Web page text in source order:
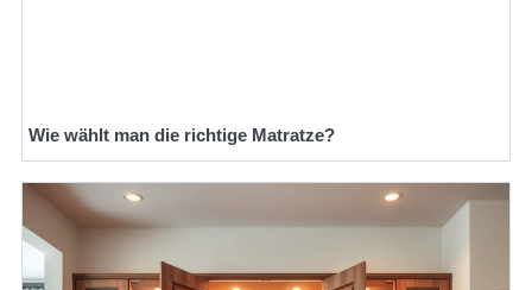
Wie wählt man die richtige Matratze?